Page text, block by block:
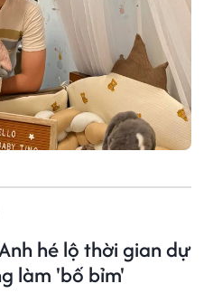
hé lộ thời gian dự
làm 'bố bỉm'